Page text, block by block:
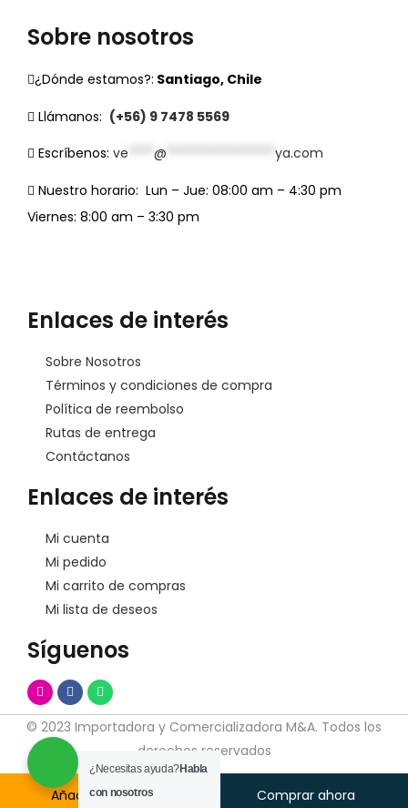
Añadir Al Carrito Comprar ahora
Sobre nosotros
¿Dónde estamos?: Santiago, Chile
Llámanos: (+56) 9 7478 5569
Escríbenos: ve @ ya.com
Nuestro horario: Lun – Jue: 08:00 am – 4:30 pm
Viernes: 8:00 am – 3:30 pm
Enlaces de interés
Sobre Nosotros
Términos y condiciones de compra
Política de reembolso
Rutas de entrega
Contáctanos
Enlaces de interés
Mi cuenta
Mi pedido
Mi carrito de compras
Mi lista de deseos
Síguenos
© 2023 Importadora y Comercializadora M&A. Todos los
derechos reservados
¿Necesitas ayuda?Habla
con nosotros